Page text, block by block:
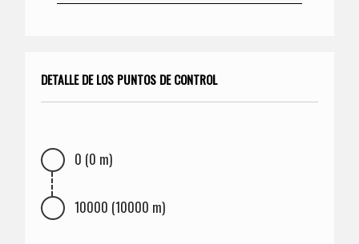
DETALLE DE LOS PUNTOS DE CONTROL
0 (0 m)
10000 (10000 m)